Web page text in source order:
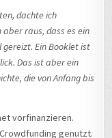
dachte ich
raus, dass es ein
Ein Booklet ist
Das ist aber ein
die von Anfang bis
vorfinanzieren.
genutzt.